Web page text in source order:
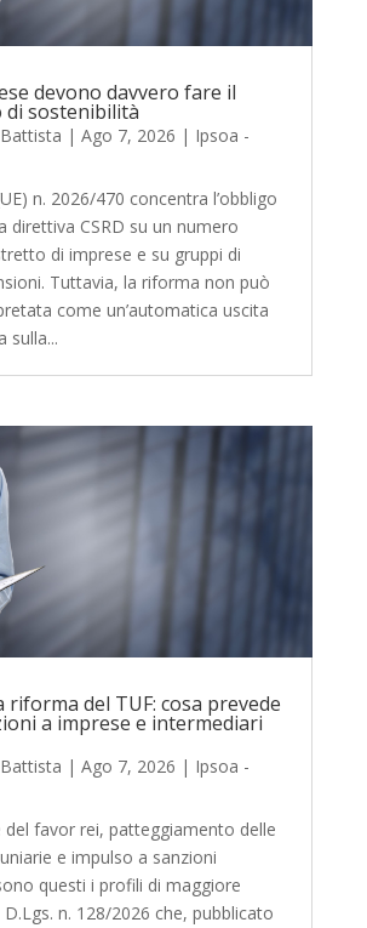
devono davvero fare il
di sostenibilità
| Ago 7, 2026 | Ipsoa -
n. 2026/470 concentra l’obbligo
direttiva CSRD su un numero
di imprese e su gruppi di
Tuttavia, la riforma non può
come un’automatica uscita
sulla...
riforma del TUF: cosa prevede
a imprese e intermediari
| Ago 7, 2026 | Ipsoa -
del favor rei, patteggiamento delle
e impulso a sanzioni
questi i profili di maggiore
n. 128/2026 che, pubblicato